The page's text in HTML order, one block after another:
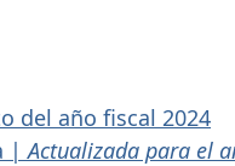
del año fiscal 2024
|Actualizada para el